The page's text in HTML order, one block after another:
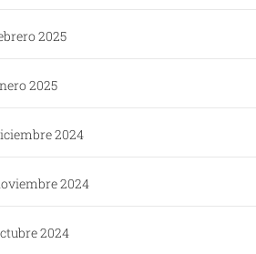
2025
2025
2024
2024
2024